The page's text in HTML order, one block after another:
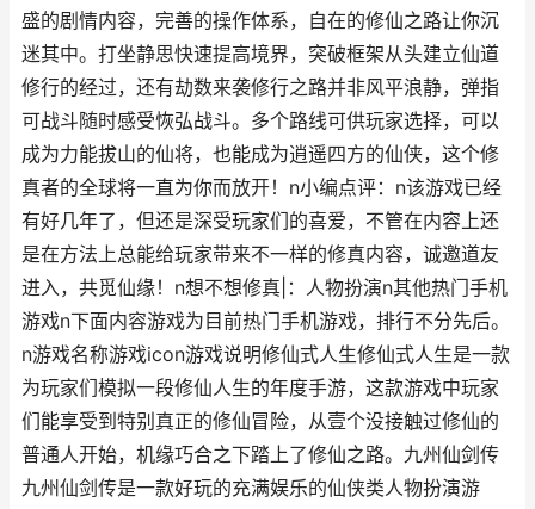
盛的剧情内容，完善的操作体系，自在的修仙之路让你沉
迷其中。打坐静思快速提高境界，突破框架从头建立仙道
修行的经过，还有劫数来袭修行之路并非风平浪静，弹指
可战斗随时感受恢弘战斗。多个路线可供玩家选择，可以
成为力能拔山的仙将，也能成为逍遥四方的仙侠，这个修
真者的全球将一直为你而放开！n小编点评：n该游戏已经
有好几年了，但还是深受玩家们的喜爱，不管在内容上还
是在方法上总能给玩家带来不一样的修真内容，诚邀道友
进入，共觅仙缘！n想不想修真|：人物扮演n其他热门手机
游戏n下面内容游戏为目前热门手机游戏，排行不分先后。
n游戏名称游戏icon游戏说明修仙式人生修仙式人生是一款
为玩家们模拟一段修仙人生的年度手游，这款游戏中玩家
们能享受到特别真正的修仙冒险，从壹个没接触过修仙的
普通人开始，机缘巧合之下踏上了修仙之路。九州仙剑传
九州仙剑传是一款好玩的充满娱乐的仙侠类人物扮演游